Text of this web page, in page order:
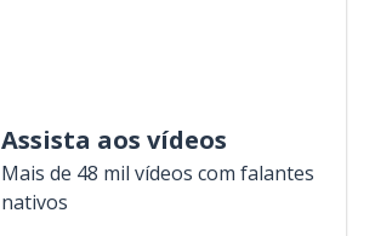
Assista aos vídeos
Mais de 48 mil vídeos com falantes
nativos